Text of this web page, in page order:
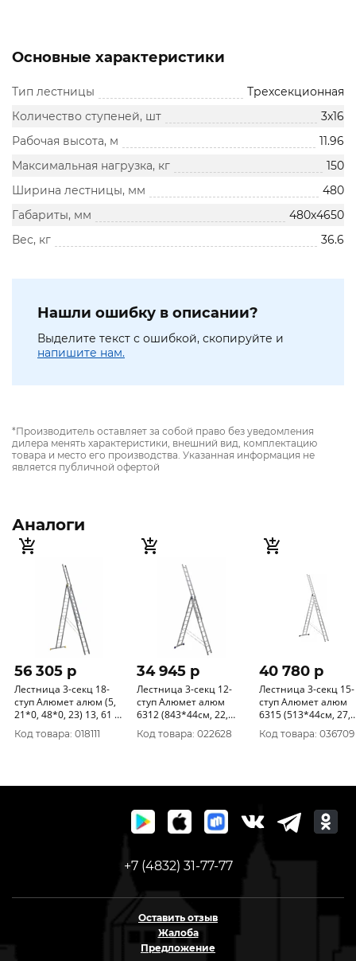
Основные характеристики
Тип лестницы
Трехсекционная
Количество ступеней, шт
3x16
Рабочая высота, м
11.96
Максимальная нагрузка, кг
150
Ширина лестницы, мм
480
Габариты, мм
480x4650
Вес, кг
36.6
Нашли ошибку в описании?
Выделите текст с ошибкой, скопируйте и
напишите нам.
*Производитель оставляет за собой право без уведомления
дилера менять характеристики, внешний вид, комплектацию
товара и место его производства. Указанная информация не
является публичной офертой
Аналоги
56 305 p
Лестница 3-секц 18-
ступ Алюмет алюм (5,
21*0, 48*0, 23) 13, 61 м.
в разложенном 9318
усиленная
Код товара: 018111
34 945 p
Лестница 3-секц 12-
ступ Алюмет алюм
6312 (843*44см, 22,
1кг)
Код товара: 022628
40 780 p
Лестница 3-секц 15-
ступ Алюмет алюм
6315 (513*44см, 27,
4кг) 10, 95м. в
разложенном виде
Код товара: 036709
+7 (4832) 31-77-77
Оставить отзыв
Жалоба
Предложение